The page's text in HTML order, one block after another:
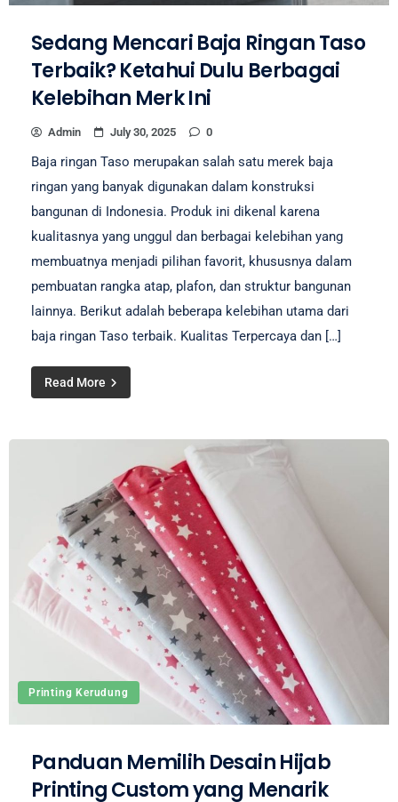
Sedang Mencari Baja Ringan Taso
Terbaik? Ketahui Dulu Berbagai
Kelebihan Merk Ini
Admin July 30, 2025 0
Baja ringan Taso merupakan salah satu merek baja
ringan yang banyak digunakan dalam konstruksi
bangunan di Indonesia. Produk ini dikenal karena
kualitasnya yang unggul dan berbagai kelebihan yang
membuatnya menjadi pilihan favorit, khususnya dalam
pembuatan rangka atap, plafon, dan struktur bangunan
lainnya. Berikut adalah beberapa kelebihan utama dari
baja ringan Taso terbaik. Kualitas Terpercaya dan […]
Read More
Printing Kerudung
Panduan Memilih Desain Hijab
Printing Custom yang Menarik